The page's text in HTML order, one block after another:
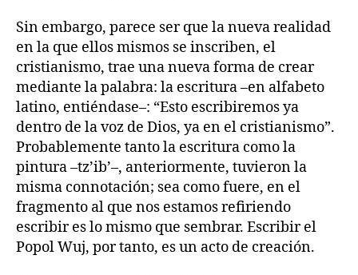
Sin embargo, parece ser que la nueva realidad
en la que ellos mismos se inscriben, el
cristianismo, trae una nueva forma de crear
mediante la palabra: la escritura –en alfabeto
latino, entiéndase–: “Esto escribiremos ya
dentro de la voz de Dios, ya en el cristianismo”.
Probablemente tanto la escritura como la
pintura –tz’ib’–, anteriormente, tuvieron la
misma connotación; sea como fuere, en el
fragmento al que nos estamos refiriendo
escribir es lo mismo que sembrar. Escribir el
Popol Wuj, por tanto, es un acto de creación.